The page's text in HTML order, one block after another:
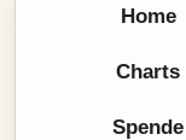
Home
Charts
Spende